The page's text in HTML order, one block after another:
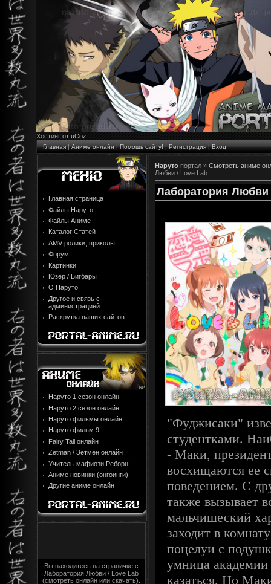
Хостинг от uCoz
Главная|Аниме онлайн|Помощь сайту!|Регистрация|Вход
Главная страница
Файлы Наруто
Файлы Аниме
Каталог Статей
AMV ролики, приколы
Форум
Картинки
Юзер / Бигбары
О Наруто
Другое и связь с
администрацией
Раскрутка ваших сайтов
Наруто 1 сезон онлайн
Наруто 2 сезон онлайн
Наруто фильмы онлайн
Наруто фильм 9
Fairy Tail онлайн
Zetman / Зетмен онлайн
Учитель-мафиози Реборн!
Аниме новинки (онгоинги)
Другие аниме онлайн
Вы находитесь на страничке с
Лаборатория Любви / Love Lab
(смотреть онлайн или скачать).
Наруто портал » Cмотреть аниме
Любви / Love Lab
Лаборатория Любви
"Фуджисаки"
студентками.
- Маки,
восхищаются ее
поведением. С
также вызывает
мальчишеский
заходит в
поцелуи с
умница академии
казаться. Но